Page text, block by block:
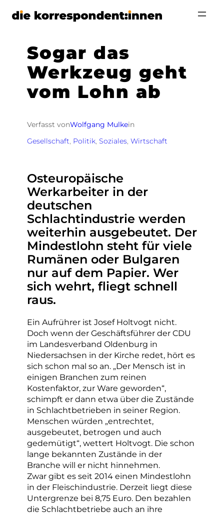
Zum
Sogar das
Werkzeug geht
vom Lohn ab
Verfasst vonWolfgang Mulkein
Gesellschaft, Politik, Soziales, Wirtschaft
Osteuropäische
Werkarbeiter in der
deutschen
Schlachtindustrie werden
weiterhin ausgebeutet. Der
Mindestlohn steht für viele
Rumänen oder Bulgaren
nur auf dem Papier. Wer
sich wehrt, fliegt schnell
raus.
Ein Aufrührer ist Josef Holtvogt nicht.
Doch wenn der Geschäftsführer der CDU
im Landesverband Oldenburg in
Niedersachsen in der Kirche redet, hört es
sich schon mal so an. „Der Mensch ist in
einigen Branchen zum reinen
Kostenfaktor, zur Ware geworden“,
schimpft er dann etwa über die Zustände
in Schlachtbetrieben in seiner Region.
Menschen würden „entrechtet,
ausgebeutet, betrogen und auch
gedemütigt“, wettert Holtvogt. Die schon
lange bekannten Zustände in der
Branche will er nicht hinnehmen.
Zwar gibt es seit 2014 einen Mindestlohn
in der Fleischindustrie. Derzeit liegt diese
Untergrenze bei 8,75 Euro. Den bezahlen
die Schlachtbetriebe auch an ihre